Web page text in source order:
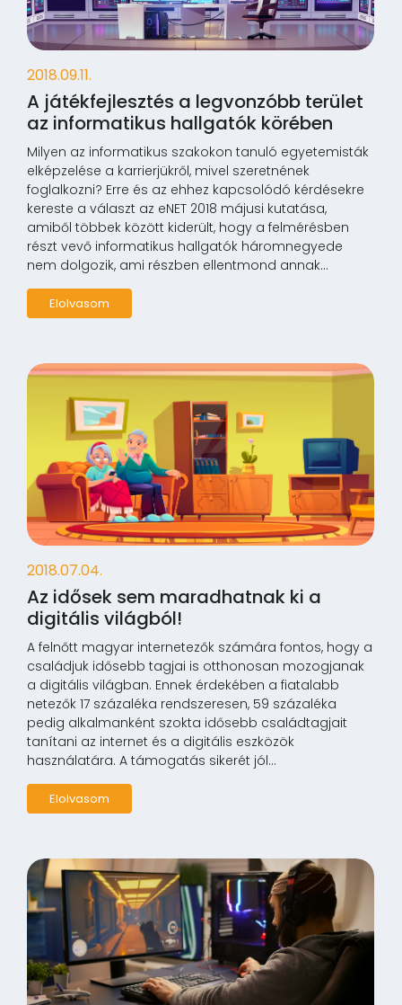
2018.09.11.
A játékfejlesztés a legvonzóbb terület
az informatikus hallgatók körében
Milyen az informatikus szakokon tanuló egyetemisták
elképzelése a karrierjükről, mivel szeretnének
foglalkozni? Erre és az ehhez kapcsolódó kérdésekre
kereste a választ az eNET 2018 májusi kutatása,
amiből többek között kiderült, hogy a felmérésben
részt vevő informatikus hallgatók háromnegyede
nem dolgozik, ami részben ellentmond annak...
Elolvasom
2018.07.04.
Az idősek sem maradhatnak ki a
digitális világból!
A felnőtt magyar internetezők számára fontos, hogy a
családjuk idősebb tagjai is otthonosan mozogjanak
a digitális világban. Ennek érdekében a fiatalabb
netezők 17 százaléka rendszeresen, 59 százaléka
pedig alkalmanként szokta idősebb családtagjait
tanítani az internet és a digitális eszközök
használatára. A támogatás sikerét jól...
Elolvasom